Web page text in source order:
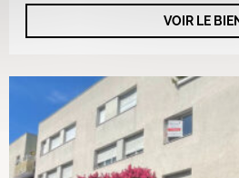
VOIR LE